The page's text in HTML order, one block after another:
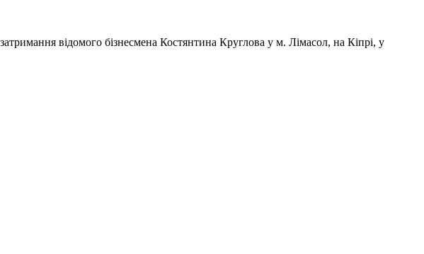
відомого бізнесмена Костянтина Круглова у м. Лімасол, на Кіпрі, у